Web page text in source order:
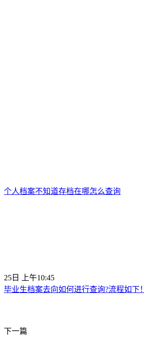
个人档案不知道存档在哪怎么查询
25日 上午10:45
毕业生档案去向如何进行查询?流程如下！
下一篇